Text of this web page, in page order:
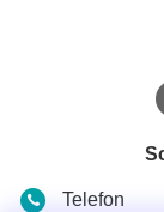
Telefon